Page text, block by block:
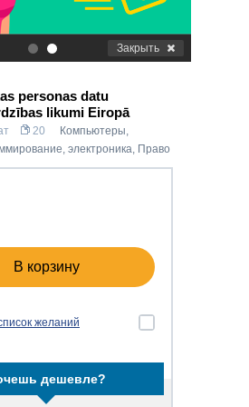
. Закрыть
personas datu
likumi Eiropā
20
Компьютеры,
электроника, Право
В корзину
желаний
дешевле?